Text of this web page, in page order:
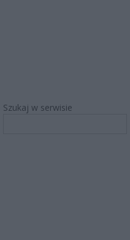
Szukaj w serwisie